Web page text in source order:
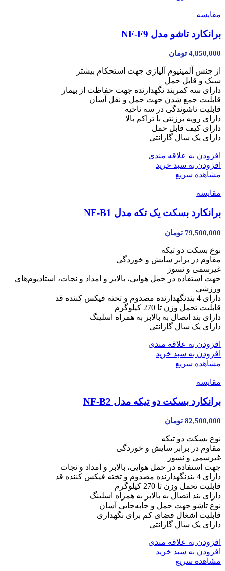
مقایسه
برانکارد تاشو مدل NF-F9
4,850,000 تومان
از جنس آلمینیوم آلیاژی جهت استحکام بیشتر
سبک و قابل حمل
دارای سه کمربند نگهدارنده جهت حفاظت از بیمار
قابلیت جمع شدن جهت حمل و نقل آسان
قابلیت تاشوندگی در سه ناحیه
دارای رویه برزنتی با تراکم بالا
دارای کیف قابل حمل
دارای یک سال گارانتی
افزودن به علاقه مندی
افزودن به سبد خرید
مشاهده سریع
مقایسه
برانکارد بسکت یک تکه مدل NF-B1
79,500,000 تومان
نوع بسکت دو تیکه
مقاوم در برابر سایش و خوردگی
غیرسمی و نسوز
جهت استفاده در حمل هوایی، بالابر و امداد و نجات، استادیوم‌های
ورزشی
دارای 4 بندنگهدارنده مصدوم و تخته فیکس کننده قد
قابلیت تحمل وزن تا 270 کیلوگرم
دارای بند اتصال به بالابر به همراه اسلینگ
دارای یک سال گارانتی
افزودن به علاقه مندی
افزودن به سبد خرید
مشاهده سریع
مقایسه
برانکارد بسکت دو تیکه مدل NF-B2
82,500,000 تومان
نوع بسکت دو تیکه
مقاوم در برابر سایش و خوردگی
غیرسمی و نسوز
جهت استفاده در حمل هوایی، بالابر و امداد و نجات
دارای 4 بندنگهدارنده مصدوم و تخته فیکس کننده قد
قابلیت تحمل وزن تا 270 کیلوگرم
دارای بند اتصال به بالابر به همراه اسلینگ
نوع تاشو جهت حمل و جابه‌جایی آسان
قابلیت اشغال فضای کم برای نگهداری
دارای یک سال گارانتی
افزودن به علاقه مندی
افزودن به سبد خرید
مشاهده سریع